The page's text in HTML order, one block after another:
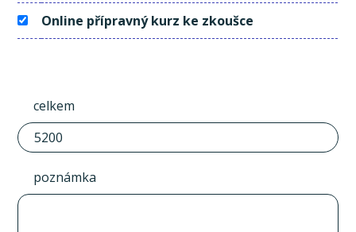
Online přípravný kurz ke zkoušce
celkem
poznámka